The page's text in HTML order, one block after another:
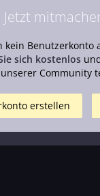
Jetzt
kein Benutzerkonto
sich kostenlos
unserer Community
erstellen